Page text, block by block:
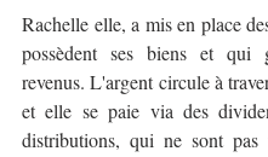
Rachelle elle, a mis en place
possèdent ses biens et qui
revenus. L'argent circule à
et elle se paie via des
distributions, qui ne sont pas